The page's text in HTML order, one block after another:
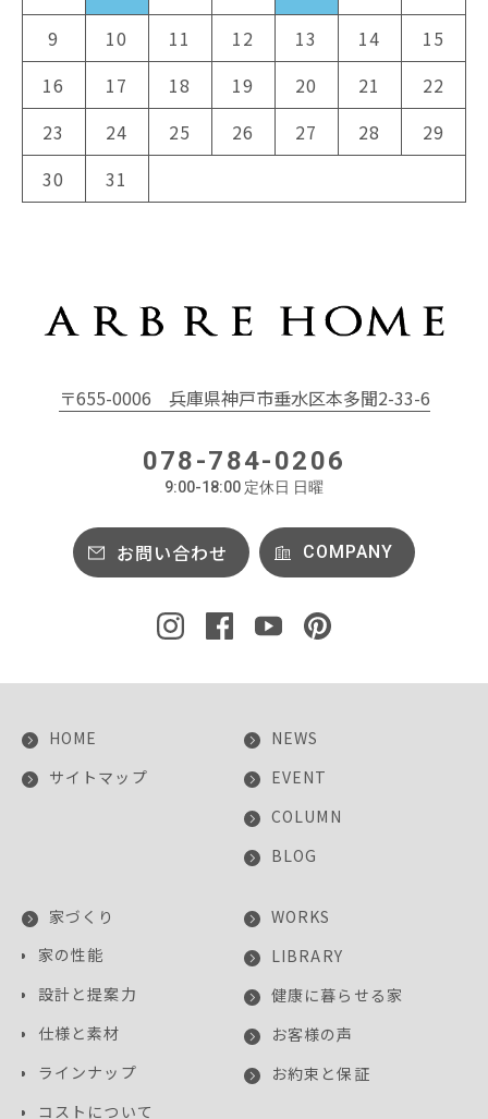
9
10 11 12 13 14
15
16
17 18 19 20 21
22
23
24 25 26 27 28
29
30
31
〒655-0006 兵庫県神戸市垂水区本多聞2-33-6
078-784-0206
9:00-18:00 定休日 日曜
お問い合わせ COMPANY
HOME
サイトマップ
NEWS
EVENT
COLUMN
BLOG
家づくり
家の性能
設計と提案力
仕様と素材
ラインナップ
コストについて
WORKS
LIBRARY
健康に暮らせる家
お客様の声
お約束と保証